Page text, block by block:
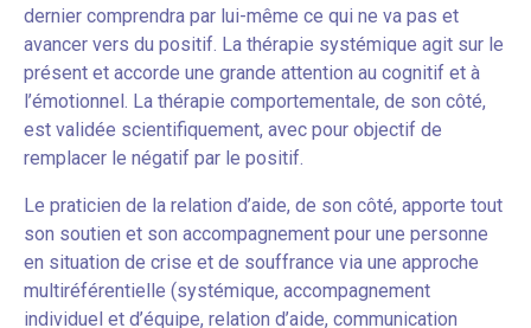
dernier comprendra par lui-même ce qui ne va pas et
avancer vers du positif. La thérapie systémique agit sur le
présent et accorde une grande attention au cognitif et à
l’émotionnel. La thérapie comportementale, de son côté,
est validée scientifiquement, avec pour objectif de
remplacer le négatif par le positif.
Le praticien de la relation d’aide, de son côté, apporte tout
son soutien et son accompagnement pour une personne
en situation de crise et de souffrance via une approche
multiréférentielle (systémique, accompagnement
individuel et d’équipe, relation d’aide, communication